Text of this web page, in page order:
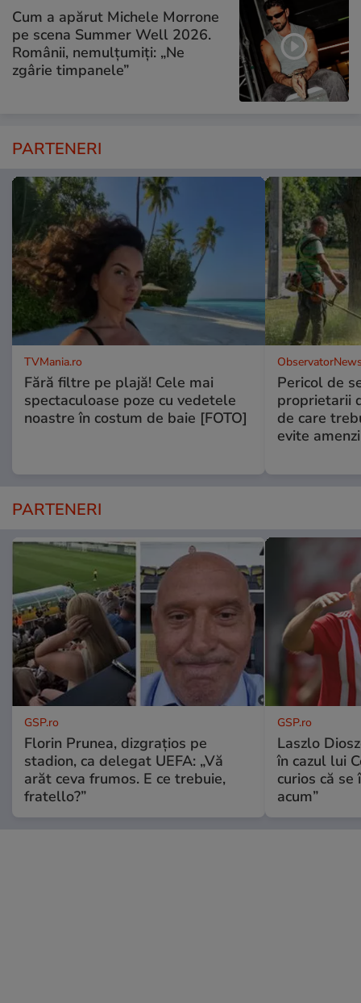
Cum a apărut Michele Morrone
pe scena Summer Well 2026.
Românii, nemulțumiți: „Ne
zgârie timpanele”
PARTENERI
TVMania.ro
Fără filtre pe plajă! Cele mai
spectaculoase poze cu vedetele
noastre în costum de baie [FOTO]
Pericol de
proprietarii
de care
evite
PARTENERI
GSP.ro
Florin Prunea, dizgrațios pe
stadion, ca delegat UEFA: „Vă
arăt ceva frumos. E ce trebuie,
fratello?”
GSP.ro
Laszlo
în cazul lui
curios că
acum”